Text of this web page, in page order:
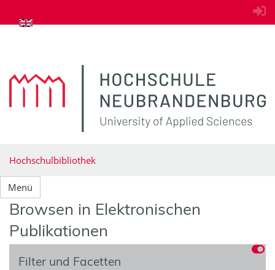
zum Inhalt springen
Hochschulbibliothek
Menü
Browsen in Elektronischen
Publikationen
Filter und Facetten